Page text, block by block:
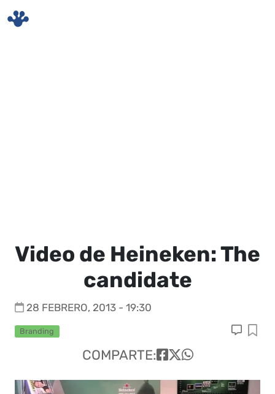
Video de Heineken: The
candidate
28 FEBRERO, 2013 - 19:30
Branding
COMPARTE: